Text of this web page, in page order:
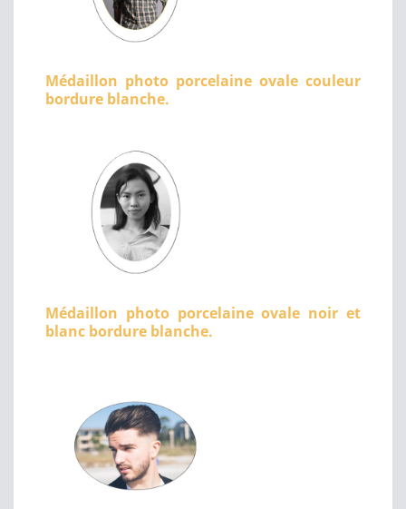
Médaillon photo porcelaine ovale couleur
bordure blanche.
Médaillon photo porcelaine ovale noir et
blanc bordure blanche.